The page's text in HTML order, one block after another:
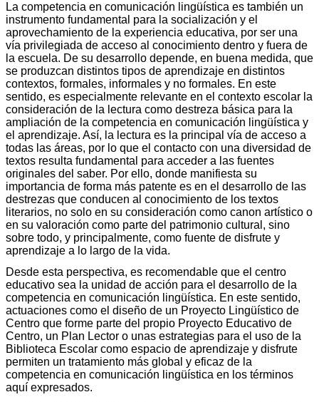
La competencia en comunicación lingüística es también un
instrumento fundamental para la socialización y el
aprovechamiento de la experiencia educativa, por ser una
vía privilegiada de acceso al conocimiento dentro y fuera de
la escuela. De su desarrollo depende, en buena medida, que
se produzcan distintos tipos de aprendizaje en distintos
contextos, formales, informales y no formales. En este
sentido, es especialmente relevante en el contexto escolar la
consideración de la lectura como destreza básica para la
ampliación de la competencia en comunicación lingüística y
el aprendizaje. Así, la lectura es la principal vía de acceso a
todas las áreas, por lo que el contacto con una diversidad de
textos resulta fundamental para acceder a las fuentes
originales del saber. Por ello, donde manifiesta su
importancia de forma más patente es en el desarrollo de las
destrezas que conducen al conocimiento de los textos
literarios, no solo en su consideración como canon artístico o
en su valoración como parte del patrimonio cultural, sino
sobre todo, y principalmente, como fuente de disfrute y
aprendizaje a lo largo de la vida.
Desde esta perspectiva, es recomendable que el centro
educativo sea la unidad de acción para el desarrollo de la
competencia en comunicación lingüística. En este sentido,
actuaciones como el diseño de un Proyecto Lingüístico de
Centro que forme parte del propio Proyecto Educativo de
Centro, un Plan Lector o unas estrategias para el uso de la
Biblioteca Escolar como espacio de aprendizaje y disfrute
permiten un tratamiento más global y eficaz de la
competencia en comunicación lingüística en los términos
aquí expresados.